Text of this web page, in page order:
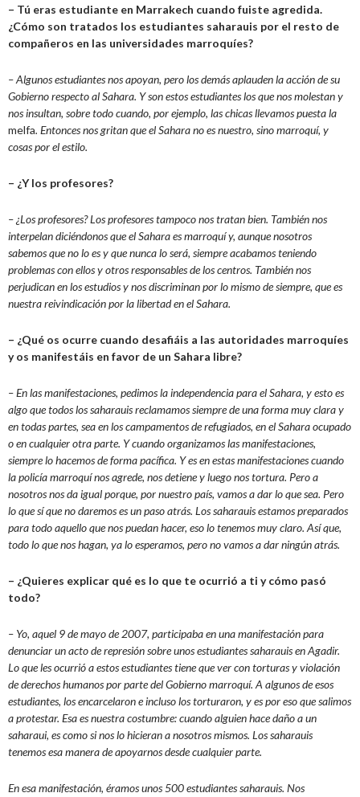
– Tú eras estudiante en Marrakech cuando fuiste agredida.
¿Cómo son tratados los estudiantes saharauis por el resto de
compañeros en las universidades marroquíes?
– Algunos estudiantes nos apoyan, pero los demás aplauden la acción de su
Gobierno respecto al Sahara. Y son estos estudiantes los que nos molestan y
nos insultan, sobre todo cuando, por ejemplo, las chicas llevamos puesta la
melfa. Entonces nos gritan que el Sahara no es nuestro, sino marroquí, y
cosas por el estilo.
– ¿Y los profesores?
– ¿Los profesores? Los profesores tampoco nos tratan bien. También nos
interpelan diciéndonos que el Sahara es marroquí y, aunque nosotros
sabemos que no lo es y que nunca lo será, siempre acabamos teniendo
problemas con ellos y otros responsables de los centros. También nos
perjudican en los estudios y nos discriminan por lo mismo de siempre, que es
nuestra reivindicación por la libertad en el Sahara.
– ¿Qué os ocurre cuando desafiáis a las autoridades marroquíes
y os manifestáis en favor de un Sahara libre?
– En las manifestaciones, pedimos la independencia para el Sahara, y esto es
algo que todos los saharauis reclamamos siempre de una forma muy clara y
en todas partes, sea en los campamentos de refugiados, en el Sahara ocupado
o en cualquier otra parte. Y cuando organizamos las manifestaciones,
siempre lo hacemos de forma pacífica. Y es en estas manifestaciones cuando
la policía marroquí nos agrede, nos detiene y luego nos tortura. Pero a
nosotros nos da igual porque, por nuestro país, vamos a dar lo que sea. Pero
lo que sí que no daremos es un paso atrás. Los saharauis estamos preparados
para todo aquello que nos puedan hacer, eso lo tenemos muy claro. Así que,
todo lo que nos hagan, ya lo esperamos, pero no vamos a dar ningún atrás.
– ¿Quieres explicar qué es lo que te ocurrió a ti y cómo pasó
todo?
– Yo, aquel 9 de mayo de 2007, participaba en una manifestación para
denunciar un acto de represión sobre unos estudiantes saharauis en Agadir.
Lo que les ocurrió a estos estudiantes tiene que ver con torturas y violación
de derechos humanos por parte del Gobierno marroquí. A algunos de esos
estudiantes, los encarcelaron e incluso los torturaron, y es por eso que salimos
a protestar. Esa es nuestra costumbre: cuando alguien hace daño a un
saharaui, es como si nos lo hicieran a nosotros mismos. Los saharauis
tenemos esa manera de apoyarnos desde cualquier parte.
En esa manifestación, éramos unos 500 estudiantes saharauis. Nos